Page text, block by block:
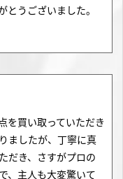
とうございました。
を買い取っていただき
ましたが、丁寧に真
だき、さすがプロの
、主人も大変驚いて